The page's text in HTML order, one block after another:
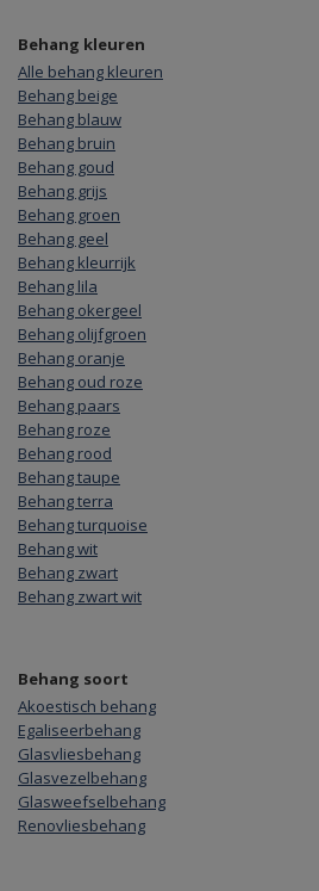
Behang kleuren
Alle behang kleuren
Behang beige
Behang blauw
Behang bruin
Behang goud
Behang grijs
Behang groen
Behang geel
Behang kleurrijk
Behang lila
Behang okergeel
Behang olijfgroen
Behang oranje
Behang oud roze
Behang paars
Behang roze
Behang rood
Behang taupe
Behang terra
Behang turquoise
Behang wit
Behang zwart
Behang zwart wit
Behang soort
Akoestisch behang
Egaliseerbehang
Glasvliesbehang
Glasvezelbehang
Glasweefselbehang
Renovliesbehang